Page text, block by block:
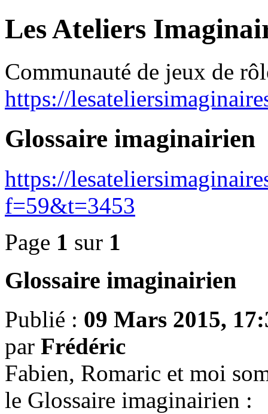
Les Ateliers
Communauté de jeux de
https://
Glossaire imaginairien
https://
f=59&t=3453
Page 1 sur 1
Glossaire imaginairien
Publié : 09 Mars 2015,
par Frédéric
Fabien, Romaric et moi
le Glossaire imaginairien :